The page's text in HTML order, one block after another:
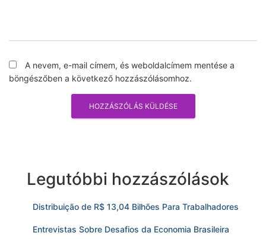
A nevem, e-mail címem, és weboldalcímem mentése a
böngészőben a következő hozzászólásomhoz.
Legutóbbi hozzászólások
Distribuição de R$ 13,04 Bilhões Para Trabalhadores
Entrevistas Sobre Desafios da Economia Brasileira